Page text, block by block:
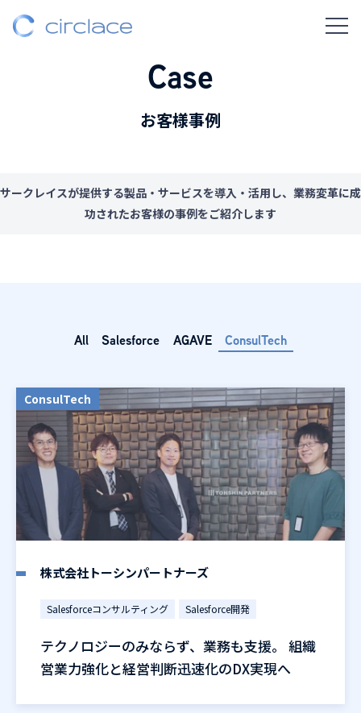
Case
お客様事例
サークレイスが提供する製品・サービスを導入・活用し、業務変革に成
功されたお客様の事例をご紹介します
All Salesforce AGAVE ConsulTech
ConsulTech
株式会社トーシンパートナーズ
Salesforceコンサルティング Salesforce開発
テクノロジーのみならず、業務も支援。 組織
営業力強化と経営判断迅速化のDX実現へ